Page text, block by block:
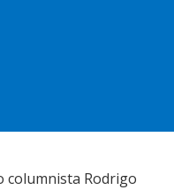
columnista Rodrigo